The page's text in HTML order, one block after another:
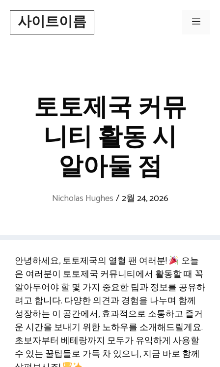
content사이트이름 Menu
토토제국 커뮤
니티 활동 시
알아둘 점
Nicholas Hughes /2월 24, 2026
안녕하세요, 토토제국의 열혈 팬 여러분!
오늘
은 여러분이 토토제국 커뮤니티에서 활동할 때 꼭
알아두어야 할 몇 가지 중요한 팁과 정보를 공유하
려고 합니다. 다양한 의견과 경험을 나누며 함께
성장하는 이 공간에서, 효과적으로 소통하고 즐거
운 시간을 보내기 위한 노하우를 소개해드릴게요.
초보자부터 베테랑까지 모두가 유익하게 사용할
수 있는 꿀팁들로 가득 차 있으니, 지금 바로 함께